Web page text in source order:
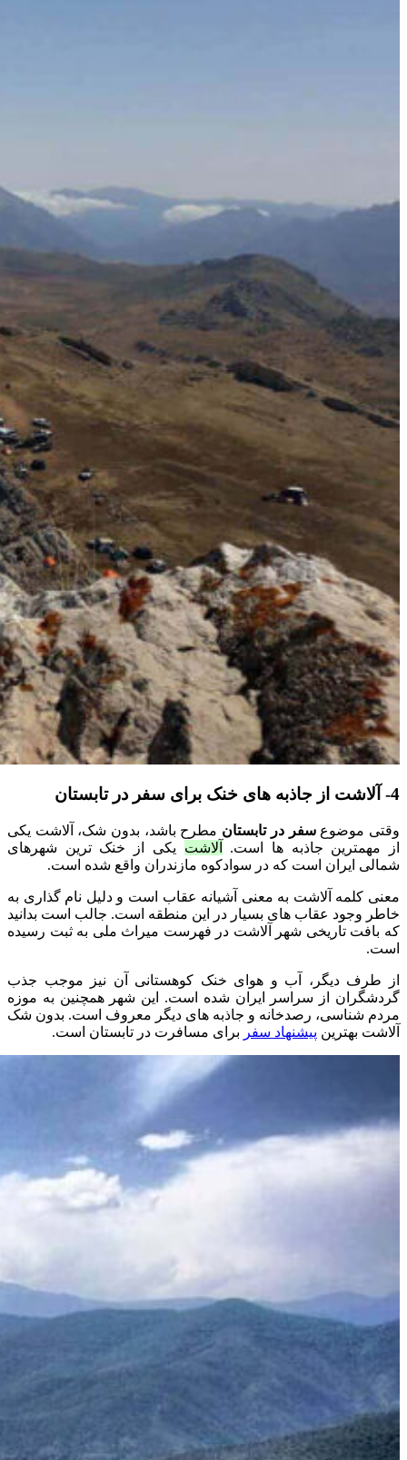
4- آلاشت از جاذبه های خنک برای سفر در تابستان
وقتی موضوعسفر در تابستان مطرح باشد، بدون شک، آلاشت یکی
از مهمترین جاذبه ها است.
آلاشت یکی از خنک ترین شهرهای
شمالی ایران است که در سوادکوه مازندران واقع شده است.
معنی کلمه آلاشت به معنی آشیانه عقاب است و دلیل نام گذاری به
خاطر وجود عقاب های بسیار در این منطقه است. جالب است بدانید
که بافت تاریخی شهر آلاشت در فهرست میراث ملی به ثبت رسیده
است.
از طرف دیگر، آب و هوای خنک کوهستانی آن نیز موجب جذب
گردشگران از سراسر ایران شده است. این شهر همچنین به موزه
مردم شناسی، رصدخانه و جاذبه های دیگر معروف است. بدون شک
آلاشت بهترین پیشنهاد سفر برای مسافرت در تابستان است.